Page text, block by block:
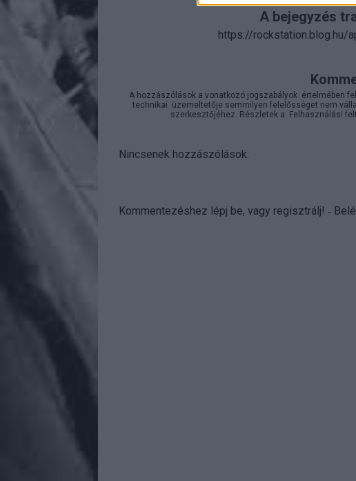
A bejegyzés
https://rockstation.blog.hu/
A hozzászólások a vonatkozó jogszabályok értelmében
technikai üzemeltetője semmilyen felelősséget nem
szerkesztőjéhez. Részletek a Felhasználási
Nincsenek hozzászólások.
Kommentezéshez lépj be, vagy regisztrálj! ‐